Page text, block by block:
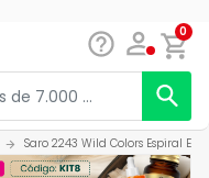
0
Saro 2243 Wild Colors Espiral